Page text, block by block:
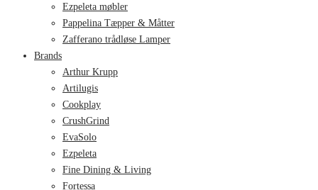
Ezpeleta møbler
Pappelina Tæpper & Måtter
Zafferano trådløse Lamper
Brands
Arthur Krupp
Artilugis
Cookplay
CrushGrind
EvaSolo
Ezpeleta
Fine Dining & Living
Fortessa